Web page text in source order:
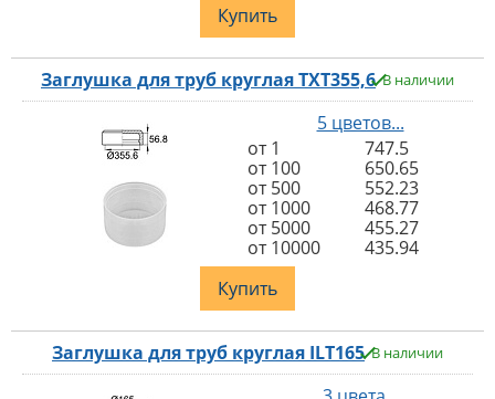
Купить
Заглушка для труб круглая TXT355,6 В наличии
5 цветов...
от 1
747.5
от 100
650.65
от 500
552.23
от 1000
468.77
от 5000
455.27
от 10000
435.94
Купить
Заглушка для труб круглая ILT165 В наличии